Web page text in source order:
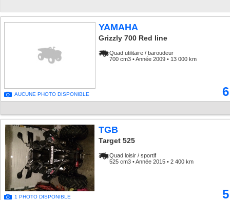
AUCUNE PHOTO DISPONIBLE
YAMAHA
Grizzly 700 Red line
Quad utilitaire / baroudeur
700 cm3 • Année 2009 • 13 000 km
1 PHOTO DISPONIBLE
TGB
Target 525
Quad loisir / sportif
525 cm3 • Année 2015 • 2 400 km